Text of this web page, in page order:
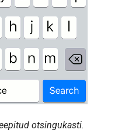
otsingukasti.